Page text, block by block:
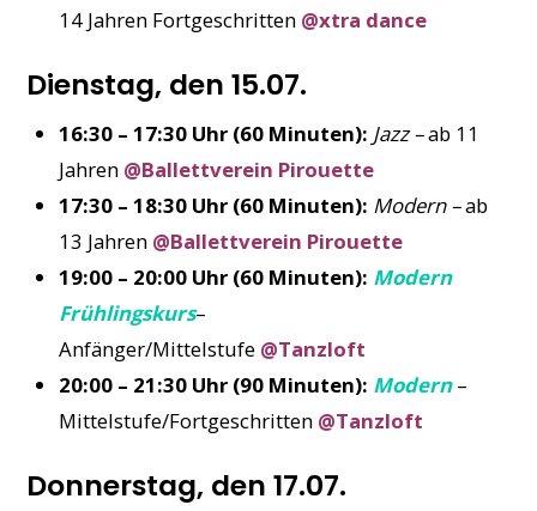
14 Jahren Fortgeschritten @xtra dance
Dienstag, den 15.07.
16:30 – 17:30 Uhr (60 Minuten): Jazz –ab 11
Jahren @Ballettverein Pirouette
17:30 – 18:30 Uhr (60 Minuten): Modern –ab
13 Jahren @Ballettverein Pirouette
19:00 – 20:00 Uhr (60 Minuten): Modern
Frühlingskurs–
Anfänger/Mittelstufe @Tanzloft
20:00 – 21:30 Uhr (90 Minuten): Modern–
Mittelstufe/Fortgeschritten @Tanzloft
Donnerstag, den 17.07.